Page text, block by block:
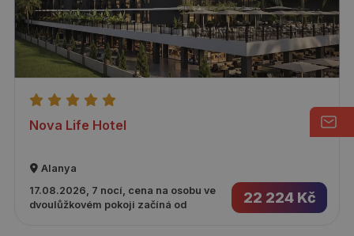
Nova Life Hotel
Alanya
17.08.2026, 7 nocí, cena na osobu ve
dvoulůžkovém pokoji začíná od
22 224 Kč